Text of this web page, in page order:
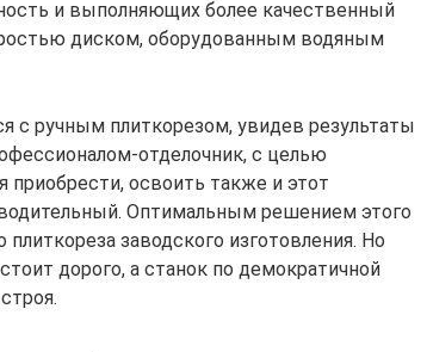
и выполняющих более качественный
диском, оборудованным водяным
ручным плиткорезом, увидев результаты
отделочник, с целью
освоить также и этот
Оптимальным решением этого
заводского изготовления. Но
дорого, а станок по демократичной